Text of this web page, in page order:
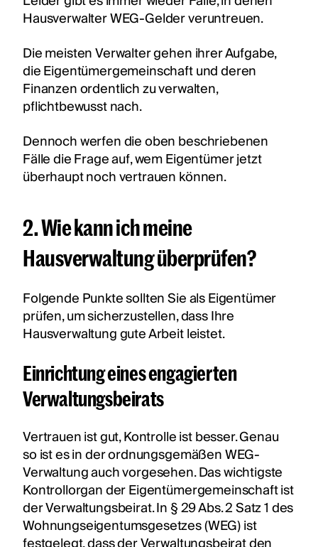
Hausverwalter WEG-Gelder veruntreuen.
Die meisten Verwalter gehen ihrer Aufgabe,
die Eigentümergemeinschaft und deren
Finanzen ordentlich zu verwalten,
pflichtbewusst nach.
Dennoch werfen die oben beschriebenen
Fälle die Frage auf, wem Eigentümer jetzt
überhaupt noch vertrauen können.
2. Wie kann ich meine
Hausverwaltung überprüfen?
Folgende Punkte sollten Sie als Eigentümer
prüfen, um sicherzustellen, dass Ihre
Hausverwaltung gute Arbeit leistet.
Einrichtung eines engagierten
Verwaltungsbeirats
Vertrauen ist gut, Kontrolle ist besser. Genau
so ist es in der ordnungsgemäßen WEG-
Verwaltung auch vorgesehen. Das wichtigste
Kontrollorgan der Eigentümergemeinschaft ist
der Verwaltungsbeirat. In § 29 Abs. 2 Satz 1 des
Wohnungseigentumsgesetzes (WEG) ist